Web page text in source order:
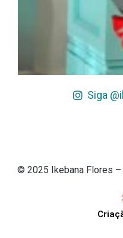
Siga
© 2025 Ikebana Flores